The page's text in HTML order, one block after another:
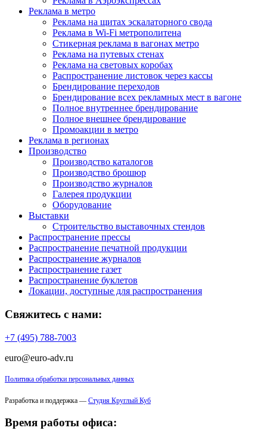
Реклама в метро
Реклама на щитах эскалаторного свода
Реклама в Wi-Fi метрополитена
Стикерная реклама в вагонах метро
Реклама на путевых стенах
Реклама на световых коробах
Распространение листовок через кассы
Брендирование переходов
Брендирование всех рекламных мест в вагоне
Полное внутреннее брендирование
Полное внешнее брендирование
Промоакции в метро
Реклама в регионах
Производство
Производство каталогов
Производство брошюр
Производство журналов
Галерея продукции
Оборудование
Выставки
Строительство выставочных стендов
Распространение прессы
Распространение печатной продукции
Распространение журналов
Распространение газет
Распространение буклетов
Локации, доступные для распространения
Свяжитесь с нами:
+7 (495) 788-7003
euro@euro-adv.ru
Политика обработки персональных данных
Разработка и поддержка — Студия Круглый Куб
Время работы офиса: